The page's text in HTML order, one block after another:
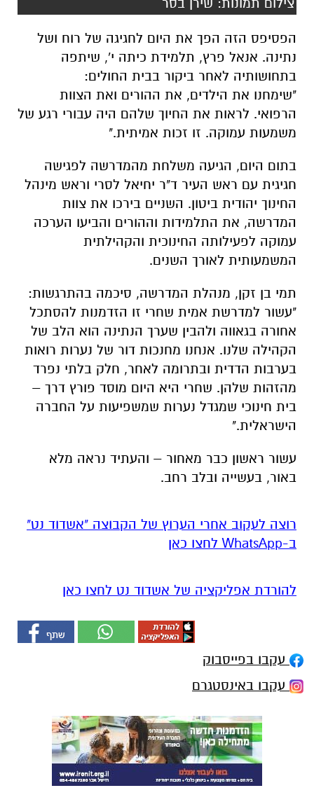
הפסיפס הזה הפך את היום לחגיגה של רוח ושל
נתינה. אנאל פרץ, תלמידת כיתה י', שיתפה
בתחושותיה לאחר ביקור בבית החולים:
"שימחנו את הילדים, את ההורים ואת הצוות
הרפואי. לראות את החיוך שלהם היה עבורי רגע של
משמעות עמוקה. זו זכות אמיתית."
בתום היום, הגיעה משלחת מהמדרשה לפגישה
חגיגית עם ראש העיר ד"ר יחיאל לסרי וראש מינהל
החינוך יהודית ביטון. השניים בירכו את צוות
המדרשה, את התלמידות וההורים והביעו הערכה
עמוקה לפעילותה החינוכית והקהילתית
המשמעותית לאורך השנים.
תמי בן זקן, מנהלת המדרשה, סיכמה בהתרגשות:
"עשור למדרשת אמית שחרי זו הזדמנות להסתכל
אחורה בגאווה ולהבין שערך הנתינה הוא הלב של
הקהילה שלנו. אנחנו מחנכות דור של נערות רואות
בערבות הדדית ובתרומה לאחר, חלק בלתי נפרד
מהזהות שלהן. שחרי היא היום מוסד פורץ דרך –
בית חינוכי שמגדל נערות שמשפיעות על החברה
הישראלית."
עשור ראשון כבר מאחור – והעתיד נראה מלא
באור, בעשייה ובלב רחב.
רוצה לעקוב אחרי הערוץ של הקבוצה "אשדוד נט"
ב-WhatsApp לחצו כאן
להורדת אפליקציה של אשדוד נט לחצו כאן
עקבו בפייסבוק
עקבו באינסטגרם